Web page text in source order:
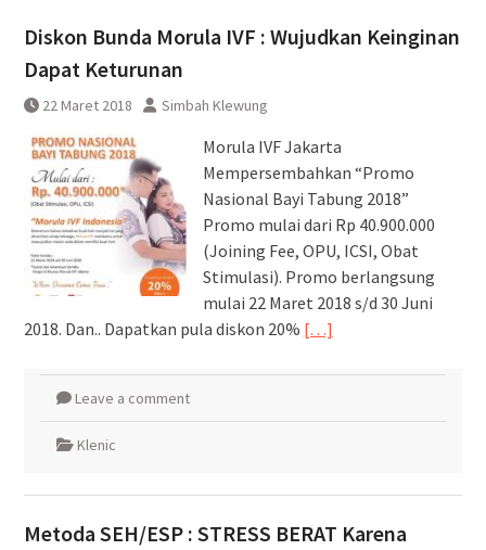
Uji Coba Terbatas Perpanjangan
Diskon Bunda Morula IVF : Wujudkan Keinginan
Dapat Keturunan
22 Maret 2018 Simbah Klewung
Morula IVF Jakarta
Mempersembahkan “Promo
Nasional Bayi Tabung 2018”
Promo mulai dari Rp 40.900.000
(Joining Fee, OPU, ICSI, Obat
Stimulasi). Promo berlangsung
mulai 22 Maret 2018 s/d 30 Juni
2018. Dan.. Dapatkan pula diskon 20% […]
Leave a comment
Klenic
Metoda SEH/ESP : STRESS BERAT Karena